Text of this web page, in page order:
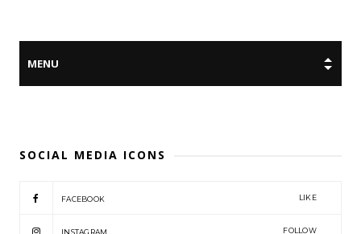
SOCIAL MEDIA ICONS
FACEBOOK LIKE
INSTAGRAM FOLLOW